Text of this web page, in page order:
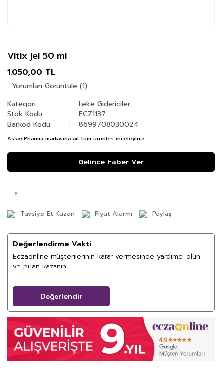
Vitix jel 50 ml
1.050,00 TL
Yorumları Görüntüle (1)
Kategori
Leke Gidericiler
Stok Kodu
ECZ1137
Barkod Kodu
8699708030024
AssosPharma markasına ait tüm ürünleri inceleyiniz
Gelince Haber Ver
Tavsiye Et Kazan Fiyat Alarmı Paylaş
Değerlendirme Vakti
Eczaonline müşterilerinin karar vermesinde yardımcı olun
ve puan kazanın
Değerlendir